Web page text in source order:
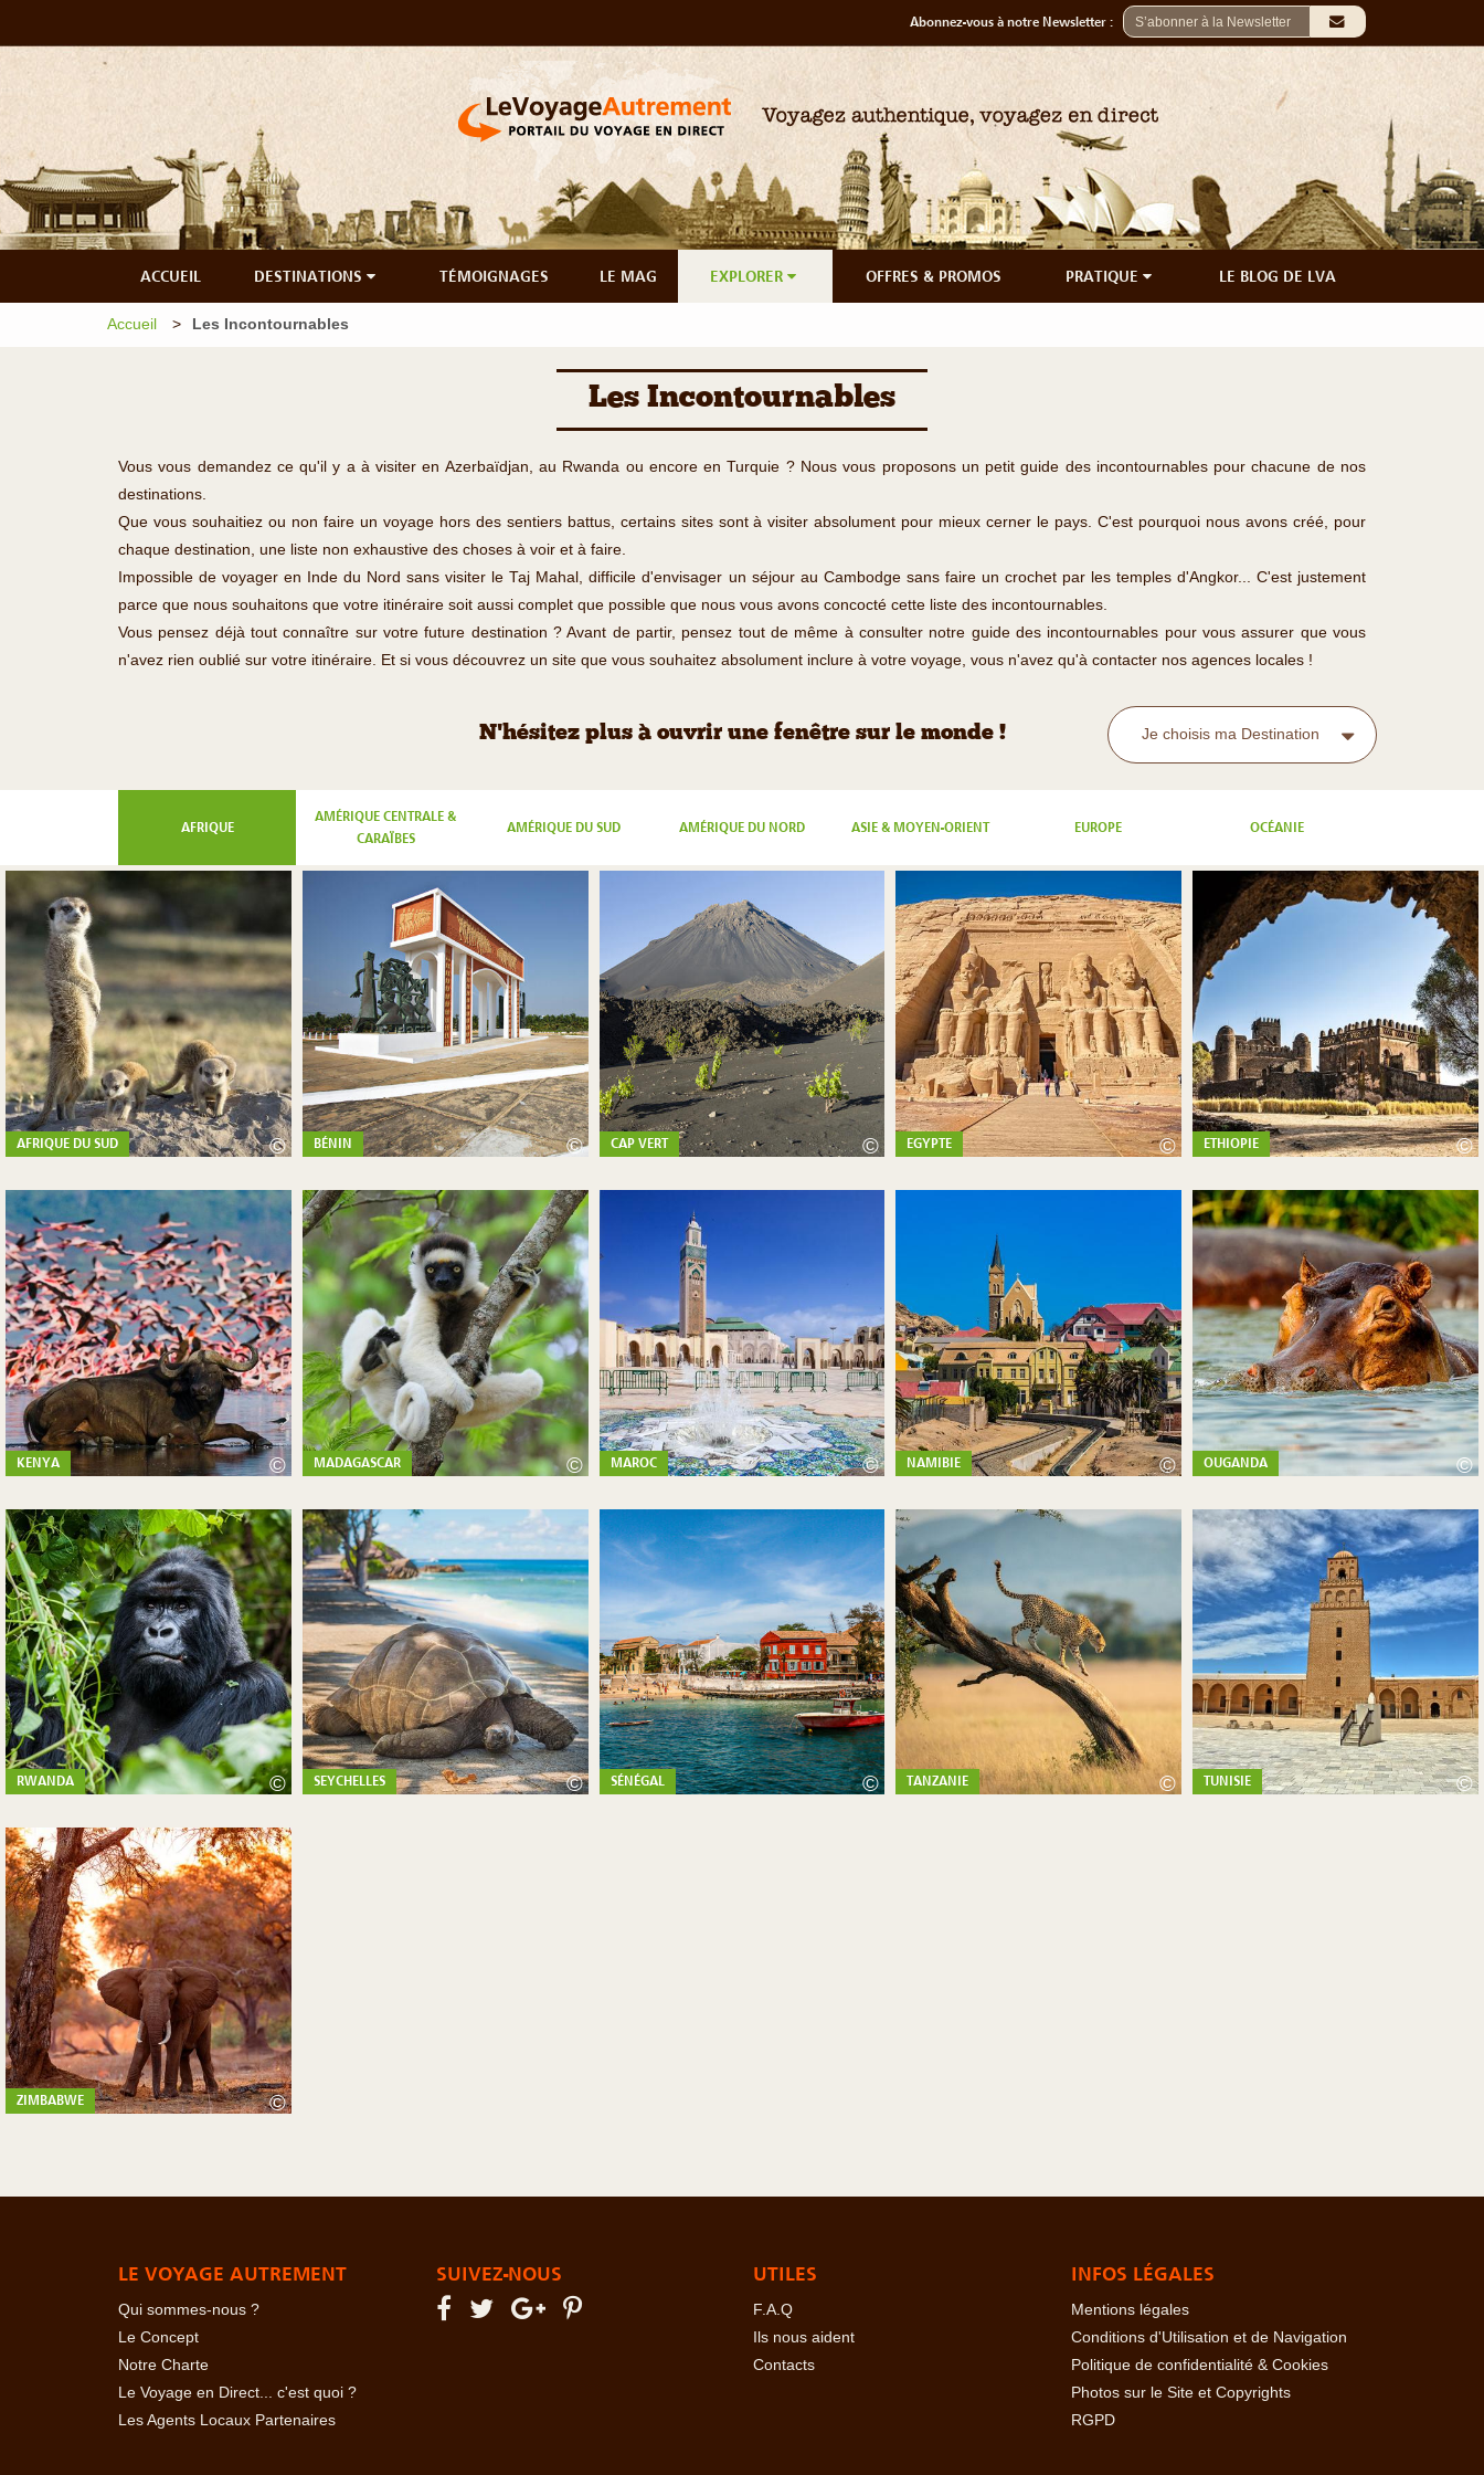
Abonnez-vous à notre Newsletter :
ACCUEIL DESTINATIONS TÉMOIGNAGES LE MAG EXPLORER OFFRES & PROMOS PRATIQUE LE BLOG DE LVA
Accueil Les Incontournables
Les Incontournables
Vous vous demandez ce qu'il y a à visiter en Azerbaïdjan, au Rwanda ou encore en Turquie ? Nous vous proposons un petit guide des incontournables pour chacune de nos
destinations.
Que vous souhaitiez ou non faire un voyage hors des sentiers battus, certains sites sont à visiter absolument pour mieux cerner le pays. C'est pourquoi nous avons créé, pour
chaque destination, une liste non exhaustive des choses à voir et à faire.
Impossible de voyager en Inde du Nord sans visiter le Taj Mahal, difficile d'envisager un séjour au Cambodge sans faire un crochet par les temples d'Angkor... C'est justement
parce que nous souhaitons que votre itinéraire soit aussi complet que possible que nous vous avons concocté cette liste des incontournables.
Vous pensez déjà tout connaître sur votre future destination ? Avant de partir, pensez tout de même à consulter notre guide des incontournables pour vous assurer que vous
n'avez rien oublié sur votre itinéraire. Et si vous découvrez un site que vous souhaitez absolument inclure à votre voyage, vous n'avez qu'à contacter nos agences locales !
N'hésitez plus à ouvrir une fenêtre sur le monde ! Je choisis ma Destination
AFRIQUE
AMÉRIQUE CENTRALE &
CARAÏBES
AMÉRIQUE DU SUD AMÉRIQUE DU NORD ASIE & MOYEN-ORIENT EUROPE OCÉANIE
AFRIQUE DU SUD © BÉNIN © CAP VERT © EGYPTE © ETHIOPIE ©
KENYA © MADAGASCAR © MAROC © NAMIBIE © OUGANDA ©
RWANDA © SEYCHELLES © SÉNÉGAL © TANZANIE © TUNISIE ©
ZIMBABWE ©
LE VOYAGE AUTREMENT
Qui sommes-nous ?
Le Concept
Notre Charte
Le Voyage en Direct... c'est quoi ?
Les Agents Locaux Partenaires
SUIVEZ-NOUS UTILES
F.A.Q
Ils nous aident
Contacts
INFOS LÉGALES
Mentions légales
Conditions d'Utilisation et de Navigation
Politique de confidentialité & Cookies
Photos sur le Site et Copyrights
RGPD